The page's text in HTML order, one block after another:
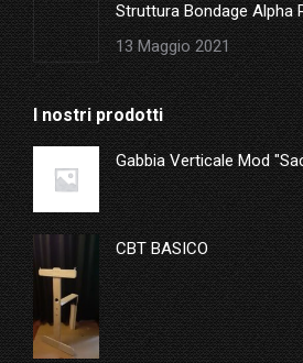
Struttura Bondage Alpha
13 Maggio 2021
I nostri prodotti
Gabbia Verticale Mod
CBT BASICO